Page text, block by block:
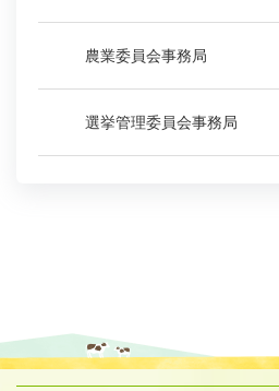
農業委員会事務局
選挙管理委員会事務局